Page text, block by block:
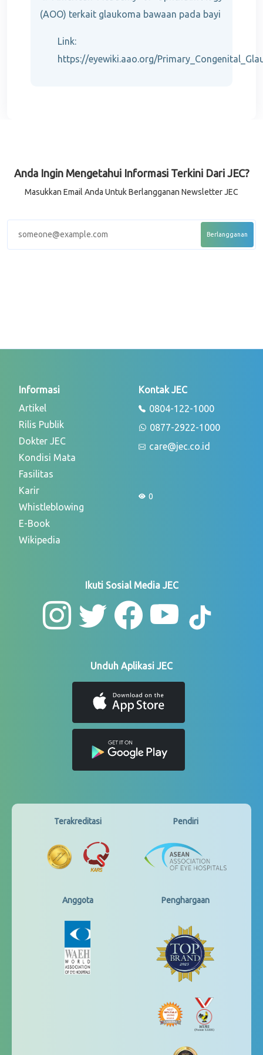
(AOO) terkait glaukoma bawaan pada bayi
Link:
https://eyewiki.aao.org/
Anda Ingin Mengetahui Informasi Terkini Dari JEC?
Masukkan Email Anda Untuk Berlangganan Newsletter JEC
Informasi
Artikel
Rilis Publik
Dokter JEC
Kondisi Mata
Fasilitas
Karir
Whistleblowing
E-Book
Wikipedia
Kontak JEC
0804-122-1000
0877-2922-1000
care@jec.co.id
0
Ikuti Sosial Media JEC
Unduh Aplikasi JEC
Terakreditasi Pendiri
Anggota Penghargaan